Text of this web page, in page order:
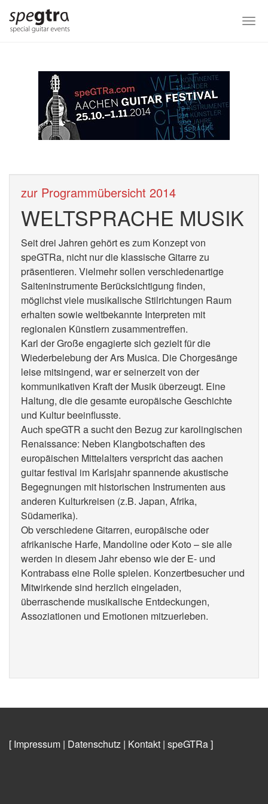
main
zur Programmübersicht 2014
WELTSPRACHE MUSIK
Seit drei Jahren gehört es zum Konzept von
speGTRa, nicht nur die klassische Gitarre zu
präsentieren. Vielmehr sollen verschiedenartige
Saiteninstrumente Berücksichtigung finden,
möglichst viele musikalische Stilrichtungen Raum
erhalten sowie weltbekannte Interpreten mit
regionalen Künstlern zusammentreffen.
Karl der Große engagierte sich gezielt für die
Wiederbelebung der Ars Musica. Die Chorgesänge
leise mitsingend, war er seinerzeit von der
kommunikativen Kraft der Musik überzeugt. Eine
Haltung, die die gesamte europäische Geschichte
und Kultur beeinflusste.
Auch speGTR a sucht den Bezug zur karolingischen
Renaissance: Neben Klangbotschaften des
europäischen Mittelalters verspricht das aachen
guitar festival im Karlsjahr spannende akustische
Begegnungen mit historischen Instrumenten aus
anderen Kulturkreisen (z.B. Japan, Afrika,
Südamerika).
Ob verschiedene Gitarren, europäische oder
afrikanische Harfe, Mandoline oder Koto – sie alle
werden in diesem Jahr ebenso wie der E- und
Kontrabass eine Rolle spielen. Konzertbesucher und
Mitwirkende sind herzlich eingeladen,
überraschende musikalische Entdeckungen,
Assoziationen und Emotionen mitzuerleben.
[ Impressum | Datenschutz | Kontakt | speGTRa]